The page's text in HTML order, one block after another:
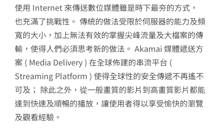
使用 Internet 來傳送數位媒體雖是時下最夯的方式，
也充滿了挑戰性。 傳統的做法受限於伺服器的能力及頻
寬的大小，加上無法有效的掌握尖峰流量及大檔案的傳
輸，使得人們必須思考新的做法。 Akamai 媒體遞送方
案 ( Media Delivery ) 在全球佈建的串流平台 (
Streaming Platform ) 使得全球性的安全傳遞不再遙不
可及； 除此之外，從一般畫質的影片到高畫質影片都能
達到快速及順暢的播放，讓使用者得以享受愉快的瀏覽
及觀看經驗。